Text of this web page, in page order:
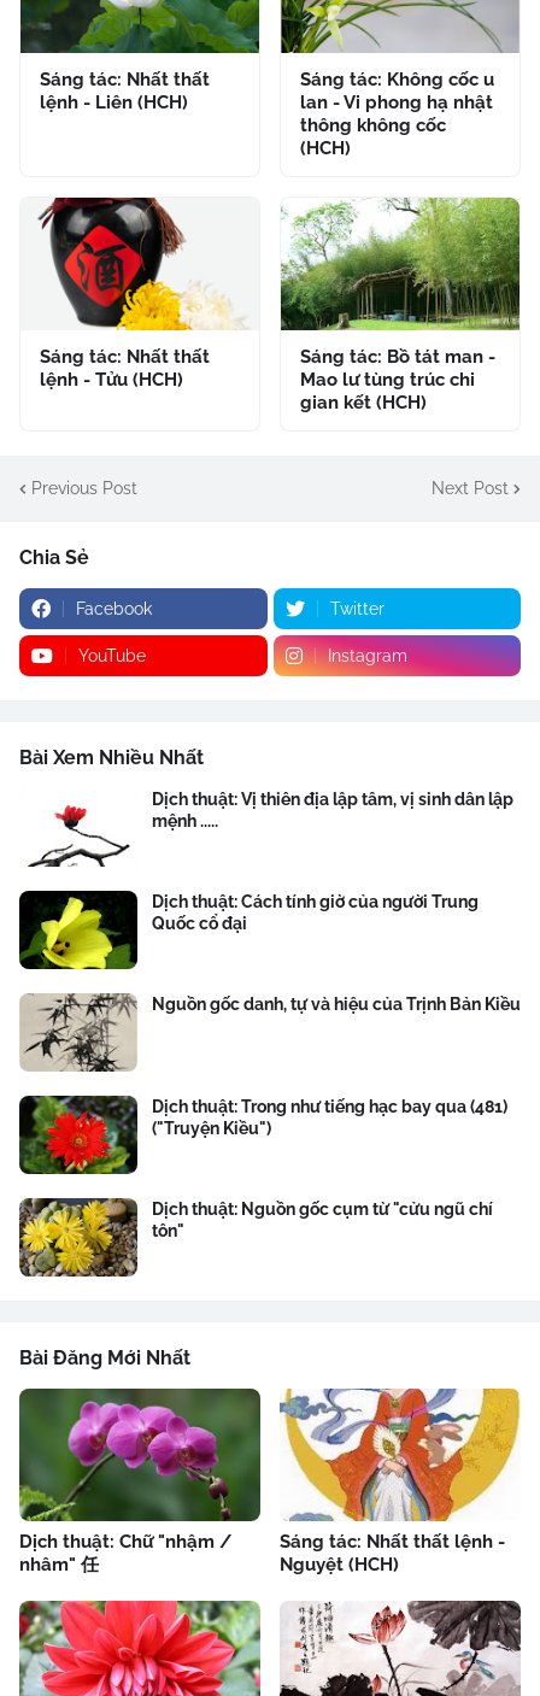
Sáng tác: Nhất thất
lệnh - Liên (HCH)
Sáng tác: Không cốc u
lan - Vi phong hạ nhật
thông không cốc
(HCH)
Sáng tác: Nhất thất
lệnh - Tửu (HCH)
Sáng tác: Bồ tát man -
Mao lư tùng trúc chi
gian kết (HCH)
Previous Post Next Post
Chia Sẻ
Facebook Twitter
YouTube Instagram
Bài Xem Nhiều Nhất
Dịch thuật: Vị thiên địa lập tâm, vị sinh dân lập
mệnh .....
Dịch thuật: Cách tính giờ của người Trung
Quốc cổ đại
Nguồn gốc danh, tự và hiệu của Trịnh Bản Kiều
Dịch thuật: Trong như tiếng hạc bay qua (481)
("Truyện Kiều")
Dịch thuật: Nguồn gốc cụm từ "cửu ngũ chí
tôn"
Bài Đăng Mới Nhất
Dịch thuật: Chữ "nhậm /
nhâm" 任
Sáng tác: Nhất thất lệnh -
Nguyệt (HCH)